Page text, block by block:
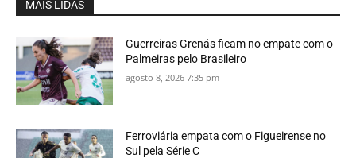
MAIS LIDAS
Guerreiras Grenás ficam no empate com o
Palmeiras pelo Brasileiro
agosto 8, 2026 7:35 pm
Ferroviária empata com o Figueirense no
Sul pela Série C